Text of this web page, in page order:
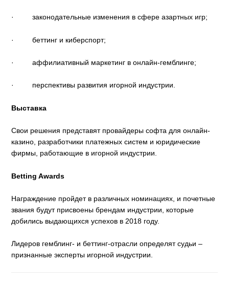
·законодательные изменения в сфере азартных игр;
·беттинг и киберспорт;
·аффилиативный маркетинг в онлайн-гемблинге;
· перспективы развития игорной индустрии.
Выставка
Свои решения представят провайдеры софта для онлайн-
казино, разработчики платежных систем и юридические
фирмы, работающие в игорной индустрии.
Betting Awards
Награждение пройдет в различных номинациях, и почетные
звания будут присвоены брендам индустрии, которые
добились выдающихся успехов в 2018 году.
Лидеров гемблинг- и беттинг-отрасли определят судьи –
признанные эксперты игорной индустрии.